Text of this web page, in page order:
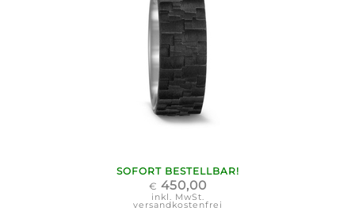
SOFORT BESTELLBAR!
€ 450,00
inkl. MwSt.
versandkostenfrei